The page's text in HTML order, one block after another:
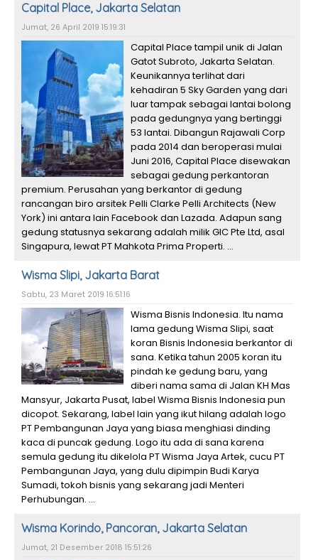
Capital Place, Jakarta Selatan
Jumat, 26 April 2019 15:19:31
Capital Place tampil unik di Jalan
Gatot Subroto, Jakarta Selatan.
Keunikannya terlihat dari
kehadiran 5 Sky Garden yang dari
luar tampak sebagai lantai bolong
pada gedungnya yang bertinggi
53 lantai. Dibangun Rajawali Corp
pada 2014 dan beroperasi mulai
Juni 2016, Capital Place disewakan
sebagai gedung perkantoran
premium. Perusahan yang berkantor di gedung
rancangan biro arsitek Pelli Clarke Pelli Architects (New
York) ini antara lain Facebook dan Lazada. Adapun sang
gedung statusnya sekarang adalah milik GIC Pte Ltd, asal
Singapura, lewat PT Mahkota Prima Properti. ...
Wisma Slipi, Jakarta Barat
Sabtu, 23 Maret 2019 16:51:16
Wisma Bisnis Indonesia. Itu nama
lama gedung Wisma Slipi, saat
koran Bisnis Indonesia berkantor di
sana. Ketika tahun 2005 koran itu
pindah ke gedung baru, yang
diberi nama sama di Jalan KH Mas
Mansyur, Jakarta Pusat, label Wisma Bisnis Indonesia pun
dicopot. Sekarang, label lain yang ikut hilang adalah logo
PT Pembangunan Jaya yang biasa menghiasi dinding
kaca di puncak gedung. Logo itu ada di sana karena
semula gedung itu dikelola PT Wisma Jaya Artek, cucu PT
Pembangunan Jaya, yang dulu dipimpin Budi Karya
Sumadi, tokoh bisnis yang sekarang jadi Menteri
Perhubungan. ...
Wisma Korindo, Pancoran, Jakarta Selatan
Jumat, 21 Desember 2018 15:51:26